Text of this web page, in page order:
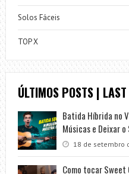
Solos Fáceis
TOP X
ÚLTIMOS POSTS |
Batida Híbrida no
Músicas e Deixar
18 de setembro
Como tocar Sweet